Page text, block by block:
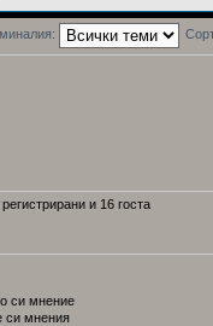
и 16 госта
си мнение
си мнения